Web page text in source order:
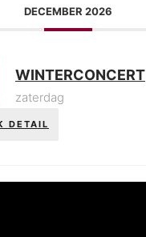
DECEMBER 2026
WINTERCONCERT
zaterdag
DETAIL